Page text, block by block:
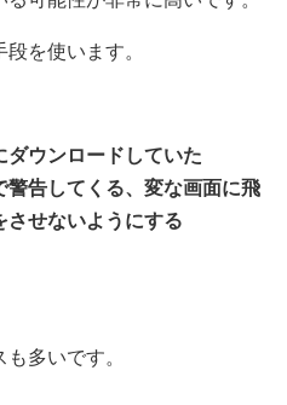
を使います。
ダウンロードしていた
警告してくる、変な画面に飛
させないようにする
多いです。